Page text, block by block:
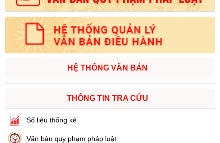
HỆ THỐNG VĂN BẢN
THÔNG TIN TRA CỨU
Số liệu thống kê
Văn bản quy phạm pháp luật